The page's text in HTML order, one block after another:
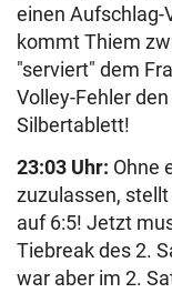
einen Aufschlag-
kommt Thiem
"serviert" dem
Volley-Fehler
Silbertablett!
23:03 Uhr: Ohne
zuzulassen,
auf 6:5! Jetzt
Tiebreak des 2.
war aber im 2.